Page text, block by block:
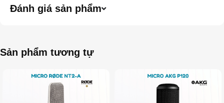
Đánh giá sản phẩm
Sản phẩm tương tự